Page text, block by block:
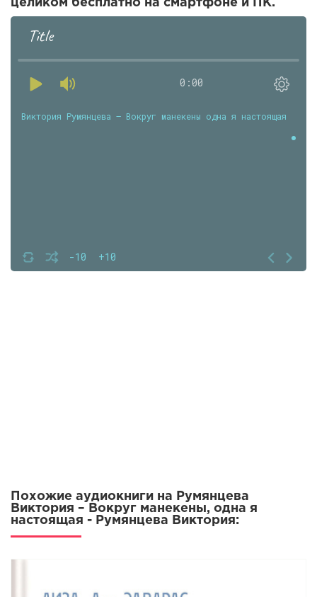
целиком бесплатно на смартфоне и ПК.
Title
0:00
-10 +10
Виктория Румянцева — Вокруг манекены одна я настоящая
Похожие аудиокниги на Румянцева
Виктория – Вокруг манекены, одна я
настоящая - Румянцева Виктория: